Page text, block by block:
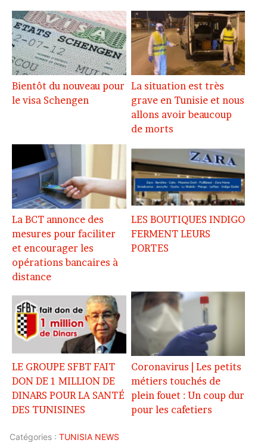
Bientôt du nouveau pour
le visa Schengen
La situation est très
grave en Tunisie et nous
allons avoir beaucoup
de morts
La BCT annonce des
mesures pour faciliter
et encourager les
opérations bancaires à
distance
LES BOUTIQUES INDIGO
FERMENT LEURS
PORTES
LE GROUPE SFBT FAIT
DON DE 1 MILLION DE
DINARS POUR LA SANTÉ
DES TUNISINES
Coronavirus | Les petits
métiers touchés de
plein fouet : Un coup dur
pour les cafetiers
Catégories : TUNISIA NEWS